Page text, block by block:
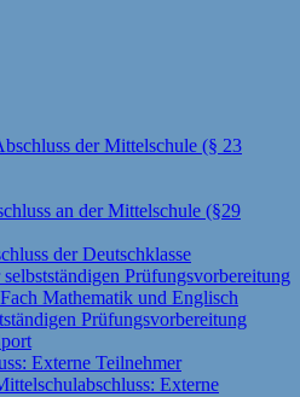
der Mittelschule (§ 23
an der Mittelschule (§29
der Deutschklasse
Prüfungsvorbereitung
Mathematik und Englisch
Prüfungsvorbereitung
Externe Teilnehmer
Externe